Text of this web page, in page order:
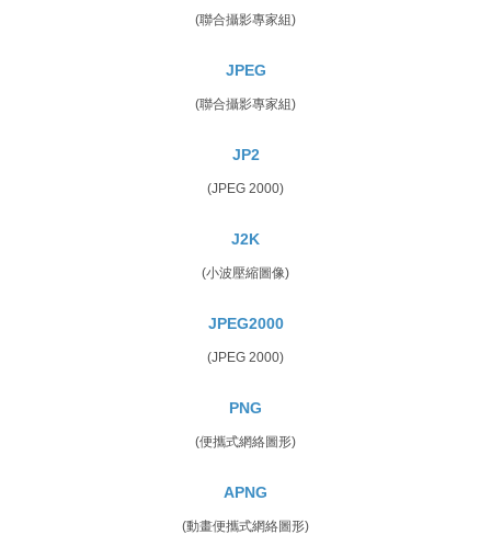
(聯合攝影專家組)
JPEG
(聯合攝影專家組)
JP2
(JPEG 2000)
J2K
(小波壓縮圖像)
JPEG2000
(JPEG 2000)
PNG
(便攜式網絡圖形)
APNG
(動畫便攜式網絡圖形)